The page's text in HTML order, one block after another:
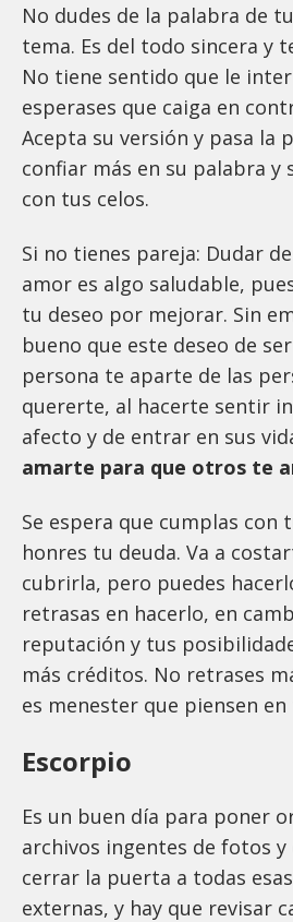
No dudes de la palabra de
tema. Es del todo sincera y
No tiene sentido que le
esperases que caiga en
Acepta su versión y pasa la
confiar más en su palabra y
con tus celos.
Si no tienes pareja: Dudar
amor es algo saludable,
tu deseo por mejorar. Sin
bueno que este deseo de
persona te aparte de las
quererte, al hacerte sentir
afecto y de entrar en sus
amarte para que otros te
Se espera que cumplas con
honres tu deuda. Va a
cubrirla, pero puedes
retrasas en hacerlo, en
reputación y tus
más créditos. No retrases
es menester que piensen
Escorpio
Es un buen día para poner
archivos ingentes de fotos y
cerrar la puerta a todas
externas, y hay que revisar